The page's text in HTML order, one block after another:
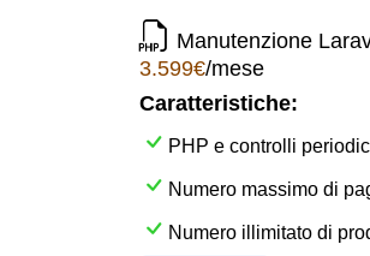
Manutenzione
3.599€/mese
Caratteristiche:
PHP e controlli
Numero massimo di
Numero illimitato di